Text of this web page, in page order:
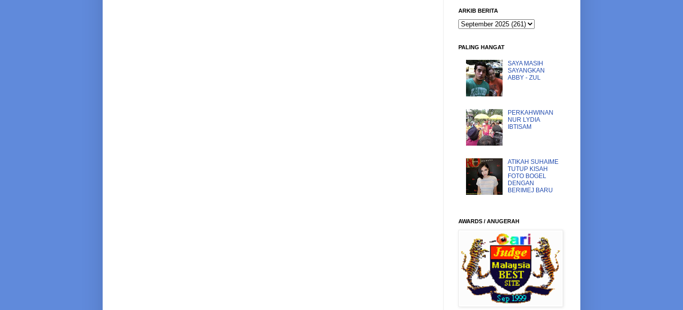
ARKIB BERITA
PALING HANGAT
SAYA MASIH
SAYANGKAN
ABBY - ZUL
PERKAHWINAN
NUR LYDIA
IBTISAM
ATIKAH SUHAIME
TUTUP KISAH
FOTO BOGEL
DENGAN
BERIMEJ BARU
AWARDS / ANUGERAH